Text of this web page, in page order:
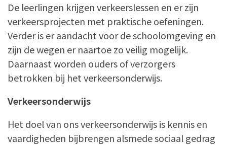
De leerlingen krijgen verkeerslessen en er zijn
verkeersprojecten met praktische oefeningen.
Verder is er aandacht voor de schoolomgeving en
zijn de wegen er naartoe zo veilig mogelijk.
Daarnaast worden ouders of verzorgers
betrokken bij het verkeersonderwijs.
Verkeersonderwijs
Het doel van ons verkeersonderwijs is kennis en
vaardigheden bijbrengen alsmede sociaal gedrag